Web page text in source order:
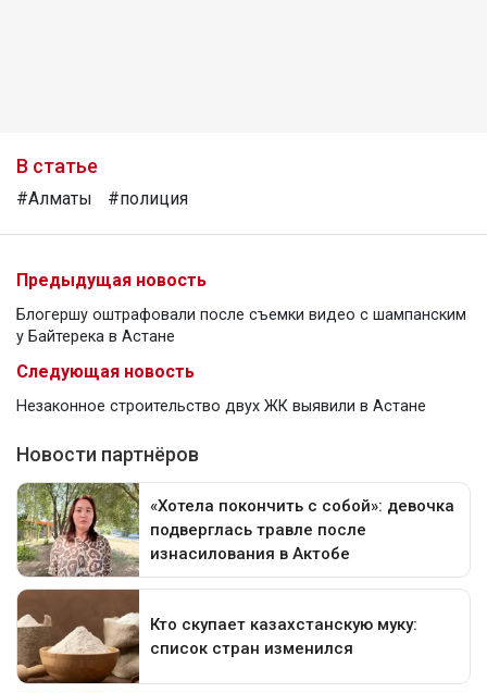
В статье
#Алматы #полиция
Предыдущая новость
Блогершу оштрафовали после съемки видео с шампанским
у Байтерека в Астане
Следующая новость
Незаконное строительство двух ЖК выявили в Астане